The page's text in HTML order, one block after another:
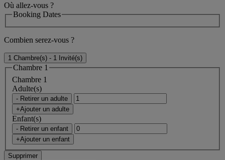
Où allez-vous ?
Booking Dates
Combien serez-vous ?
1 Chambre(s) - 1 Invité(s)
Chambre 1
Chambre 1
Adulte(s)
- Retirer un adulte
+Ajouter un adulte
Enfant(s)
- Retirer un enfant
+Ajouter un enfant
Supprimer